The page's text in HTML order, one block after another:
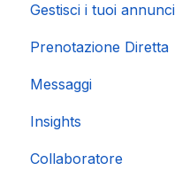
Gestisci i tuoi annunci
Prenotazione Diretta
Messaggi
Insights
Collaboratore